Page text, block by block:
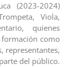
(2023-2024)
Viola,
quienes
formación como
representantes,
del público.